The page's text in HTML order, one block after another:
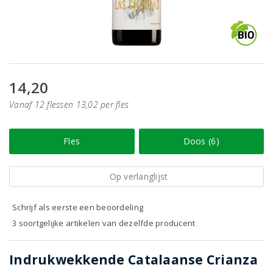
14,20
Vanaf 12 flessen 13,02 per fles
Fles Doos (6)
Op verlanglijst
Schrijf als eerste een beoordeling
3 soortgelijke artikelen van dezelfde producent
Indrukwekkende Catalaanse Crianza